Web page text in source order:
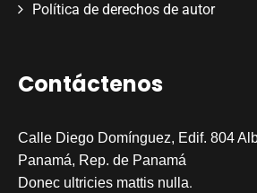
Política de derechos de autor
Contáctenos
Calle Diego Domínguez, Edif. 804
Panamá, Rep. de Panamá
Donec ultricies mattis nulla.